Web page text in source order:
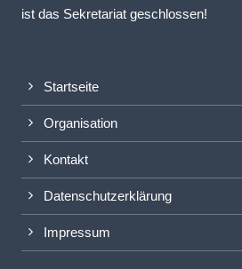
ist das Sekretariat geschlossen!
Startseite
Organisation
Kontakt
Datenschutzerklärung
Impressum